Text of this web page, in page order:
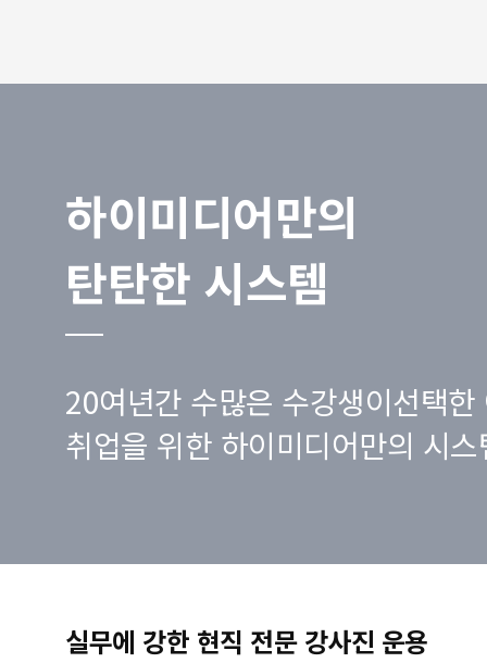
하이미디어만의
탄탄한 시스템
20여년간 수많은 수강생이선택한
취업을 위한 하이미디어만의 시
실무에 강한 현직 전문 강사진 운용